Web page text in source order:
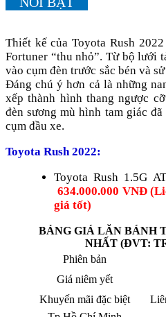
Thiết kế của Toyota Rush
Fortuner “thu nhỏ”. Từ bộ lưới
vào cụm đèn trước sắc bén và
Đáng chú ý hơn cả là những
xếp thành hình thang ngược
đèn sương mù hình tam giác
cụm đầu xe.
Toyota Rush 2022:
Toyota Rush 1.5G
634.000.000 VNĐ
giá tốt)
BẢNG GIÁ LĂN BÁNH
NHẤT (ĐVT:
Phiên bản
Giá niêm yết
Khuyến mãi đặc biệt